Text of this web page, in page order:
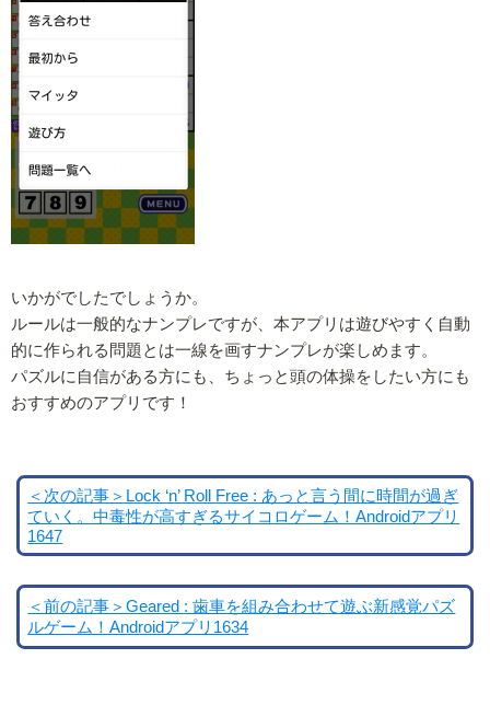
いかがでしたでしょうか。
ルールは一般的なナンプレですが、本アプリは遊びやすく自動
的に作られる問題とは一線を画すナンプレが楽しめます。
パズルに自信がある方にも、ちょっと頭の体操をしたい方にも
おすすめのアプリです！
＜次の記事＞Lock ‘n’ Roll Free : あっと言う間に時間が過ぎ
ていく。中毒性が高すぎるサイコロゲーム！Androidアプリ
1647
＜前の記事＞Geared : 歯車を組み合わせて遊ぶ新感覚パズ
ルゲーム！Androidアプリ1634